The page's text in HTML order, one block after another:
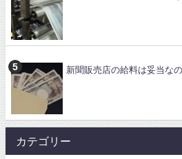
新聞販売店の給料は妥当な
カテゴリー